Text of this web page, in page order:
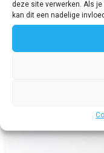
deze site verwerken. Als
kan dit een nadelige